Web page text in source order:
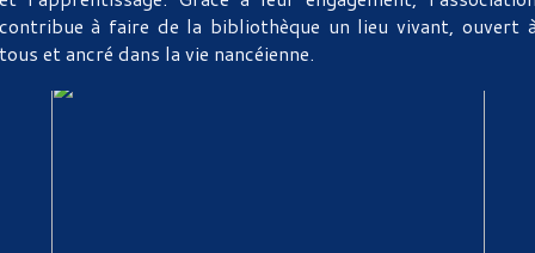
à faire de la bibliothèque un lieu vivant, ouvert
et ancré dans la vie nancéienne.